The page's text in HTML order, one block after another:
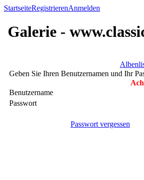
StartseiteRegistrierenAnmelden
Galerie -
Geben Sie Ihren Benutzernamen und Ihr
Benutzername
Passwort
Passwort vergessen